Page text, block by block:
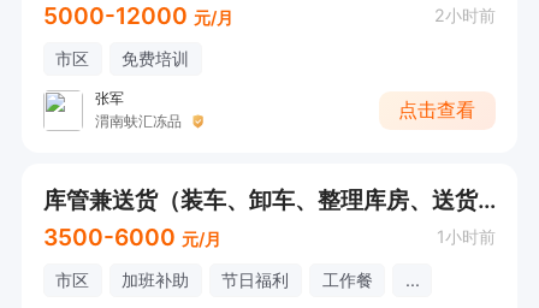
5000-12000 元/月 2小时前
市区 免费培训
张军
渭南蚨汇冻品
点击查看
库管兼送货（装车、卸车、整理库房、送货）
3500-6000 元/月 1小时前
市区 加班补助 节日福利 工作餐 ...